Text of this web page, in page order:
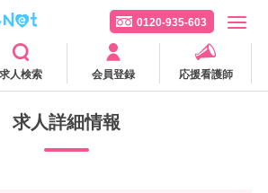
0120-935-603
求人検索 会員登録 応援看護師
求人詳細情報